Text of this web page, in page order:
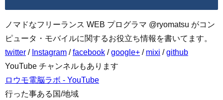
ノマドなフリーランス WEB プログラマ @ryomatsu がコン
ピュータ・モバイルに関するお役立ち情報を書いてます。
twitter / Instagram /facebook /google+ / mixi /github
YouTube チャンネルもあります
ロウモ電脳ラボ - YouTube
行った事ある国/地域